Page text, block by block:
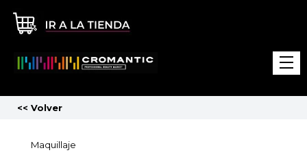
<< Volver
Maquillaje